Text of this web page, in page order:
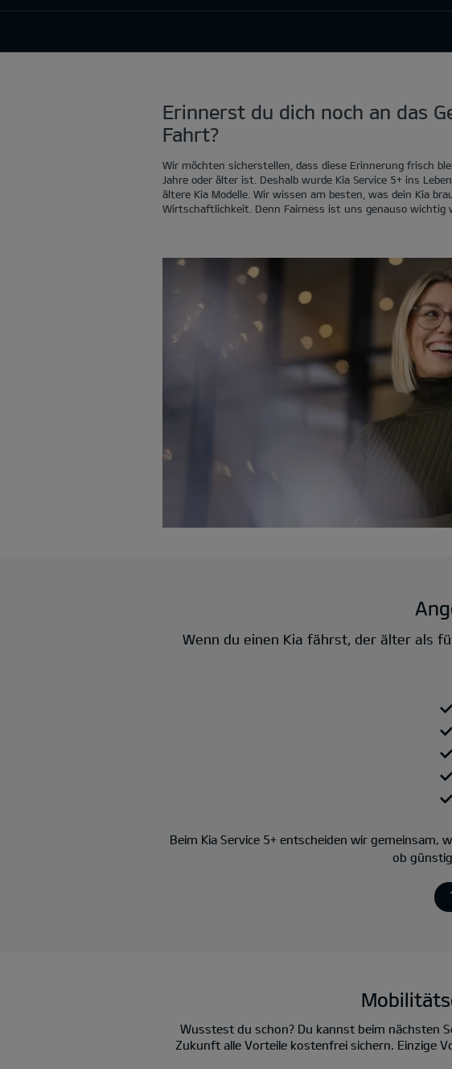
Erinnerst du dich noch an das
Fahrt?
Wir möchten sicherstellen, dass diese Erinnerung frisch
Jahre oder älter ist. Deshalb wurde Kia Service 5+ ins
ältere Kia Modelle. Wir wissen am besten, was dein Kia
Wirtschaftlichkeit. Denn Fairness ist uns genauso wichtig
Wenn du einen Kia fährst, der älter als
Beim Kia Service 5+ entscheiden wir gemeinsam,
ob
Wusstest du schon? Du kannst beim nächsten
Zukunft alle Vorteile kostenfrei sichern. Einzige